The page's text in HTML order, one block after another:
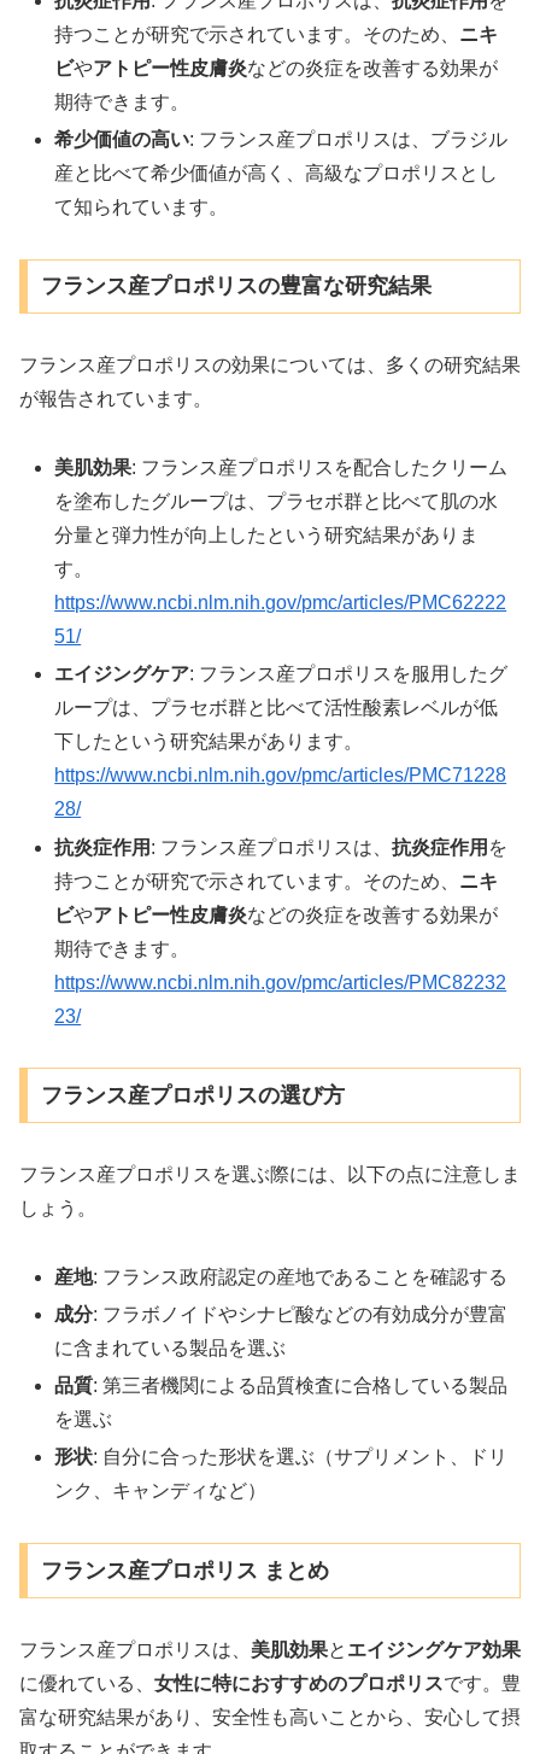
持つことが研究で示されています。そのため、 ニキ
ビやアトピー性皮膚炎などの炎症を改善する効果が
期待できます。
希少価値の高い: フランス産プロポリスは、ブラジル
産と比べて希少価値が高く、高級なプロポリスとし
て知られています。
フランス産プロポリスの豊富な研究結果
フランス産プロポリスの効果については、多くの研究結果
が報告されています。
美肌効果: フランス産プロポリスを配合したクリーム
を塗布したグループは、プラセボ群と比べて肌の水
分量と弾力性が向上したという研究結果がありま
す。
https://www.ncbi.nlm.nih.gov/pmc/articles/PMC62222
51/
エイジングケア: フランス産プロポリスを服用したグ
ループは、プラセボ群と比べて活性酸素レベルが低
下したという研究結果があります。
https://www.ncbi.nlm.nih.gov/pmc/articles/PMC71228
28/
抗炎症作用 : フランス産プロポリスは、抗炎症作用 を
持つことが研究で示されています。そのため、 ニキ
ビやアトピー性皮膚炎などの炎症を改善する効果が
期待できます。
https://www.ncbi.nlm.nih.gov/pmc/articles/PMC82232
23/
フランス産プロポリスの選び方
フランス産プロポリスを選ぶ際には、以下の点に注意しま
しょう。
産地: フランス政府認定の産地であることを確認する
成分: フラボノイドやシナピ酸などの有効成分が豊富
に含まれている製品を選ぶ
品質: 第三者機関による品質検査に合格している製品
を選ぶ
形状: 自分に合った形状を選ぶ（サプリメント、ドリ
ンク、キャンディなど）
フランス産プロポリス まとめ
フランス産プロポリスは、 美肌効果と エイジングケア効果
に優れている、 女性に特におすすめのプロポリスです。豊
富な研究結果があり、安全性も高いことから、安心して摂